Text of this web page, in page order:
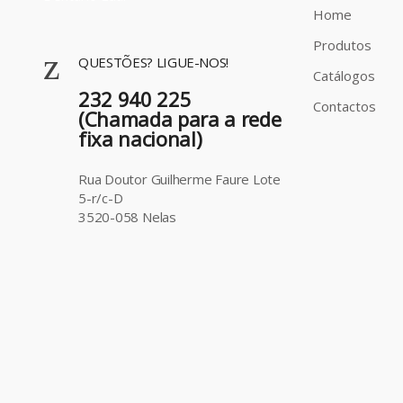
QUESTÕES? LIGUE-NOS!
232 940 225
(Chamada para a rede
fixa nacional)
Rua Doutor Guilherme Faure Lote
5-r/c-D
3520-058 Nelas
Home
Produtos
Catálogos
Contactos